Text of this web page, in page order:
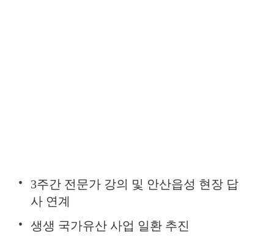
3주간 전문가 강의 및 안산읍성 현장 답
사 연계
생생 국가유산 사업 일환 추진